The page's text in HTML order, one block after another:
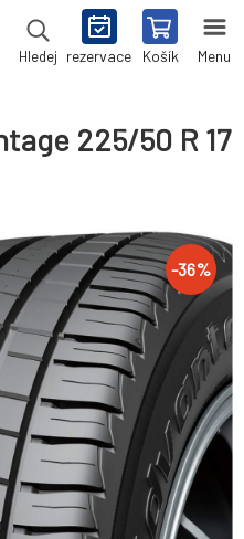
Hledej rezervace Košík Menu
225/50 R 17
-36%